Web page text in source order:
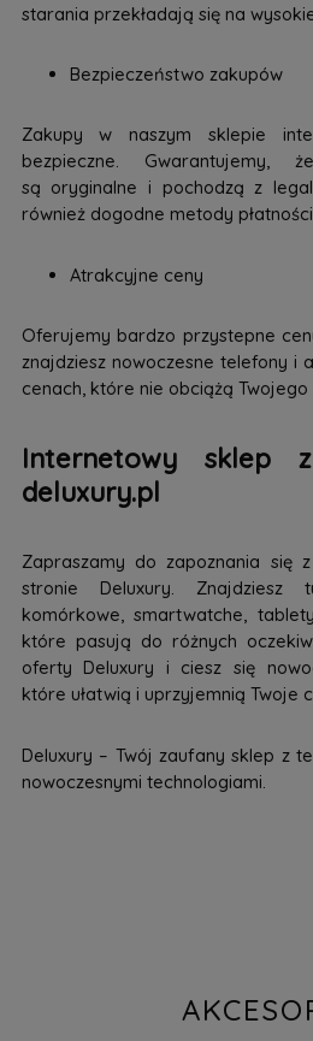
starania przekładają się na
Bezpieczeństwo zakupów
Zakupy w naszym sklepie
bezpieczne. Gwarantujemy,
są oryginalne i pochodzą z
również dogodne metody
Atrakcyjne ceny
Oferujemy bardzo przystepne
znajdziesz nowoczesne telefony i
cenach, które nie obciążą Twojego
Internetowy sklep
deluxury.pl
Zapraszamy do zapoznania się
stronie Deluxury. Znajdziesz
komórkowe, smartwatche,
które pasują do różnych
oferty Deluxury i ciesz się
które ułatwią i uprzyjemnią Twoje
Deluxury – Twój zaufany sklep z
nowoczesnymi technologiami.